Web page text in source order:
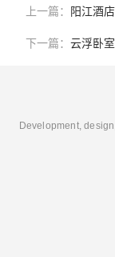
上一篇： 阳江酒
下一篇： 云浮卧
Development,